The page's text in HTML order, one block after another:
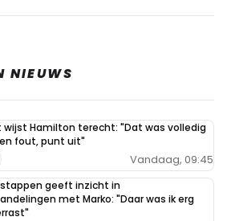
NIEUWS
wijst Hamilton terecht: "Dat was volledig
fout, punt uit"
Vandaag, 09:45
geeft inzicht in
met Marko: "Daar was ik erg